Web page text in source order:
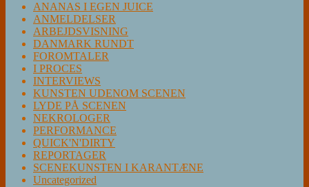
ANANAS I EGEN JUICE
ANMELDELSER
ARBEJDSVISNING
DANMARK RUNDT
FOROMTALER
I PROCES
INTERVIEWS
KUNSTEN UDENOM SCENEN
LYDE PÅ SCENEN
NEKROLOGER
PERFORMANCE
QUICK'N'DIRTY
REPORTAGER
SCENEKUNSTEN I KARANTÆNE
Uncategorized